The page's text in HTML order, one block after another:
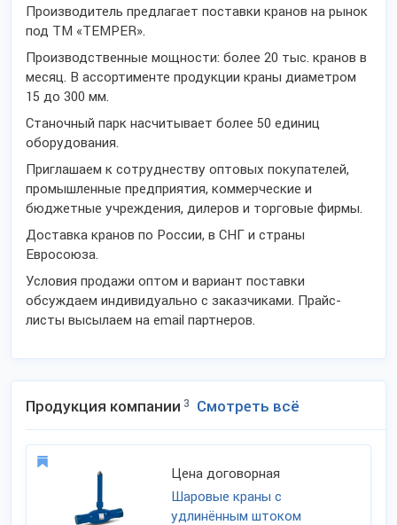
Производитель предлагает поставки кранов на рынок
под ТМ «TEMPER».
Производственные мощности: более 20 тыс. кранов в
месяц. В ассортименте продукции краны диаметром
15 до 300 мм.
Станочный парк насчитывает более 50 единиц
оборудования.
Приглашаем к сотруднеству оптовых покупателей,
промышленные предприятия, коммерческие и
бюджетные учреждения, дилеров и торговые фирмы.
Доставка кранов по России, в СНГ и страны
Евросоюза.
Условия продажи оптом и вариант поставки
обсуждаем индивидуально с заказчиками. Прайс-
листы высылаем на email партнеров.
Продукция компании 3 Смотреть всё
Цена договорная
Шаровые краны с
удлинённым штоком